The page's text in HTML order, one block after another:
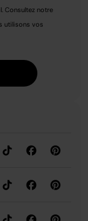
Consultez notre
utilisons vos